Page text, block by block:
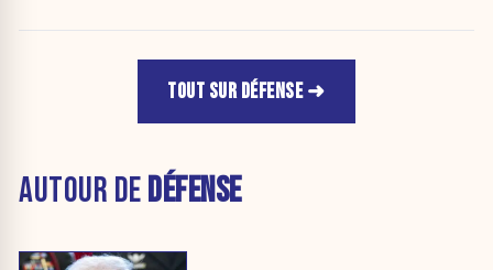
TOUT SUR DÉFENSE
AUTOUR DEDÉFENSE